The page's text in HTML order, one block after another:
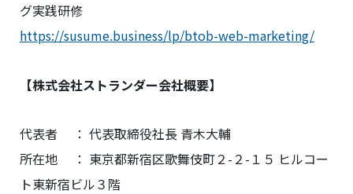
グ実践研修
https://susume.business/lp/btob-web-marketing/
【株式会社ストランダー会社概要】
代表者 ： 代表取締役社長 青木大輔
所在地 ： 東京都新宿区歌舞伎町２-２-１５ ヒルコー
ト東新宿ビル３階